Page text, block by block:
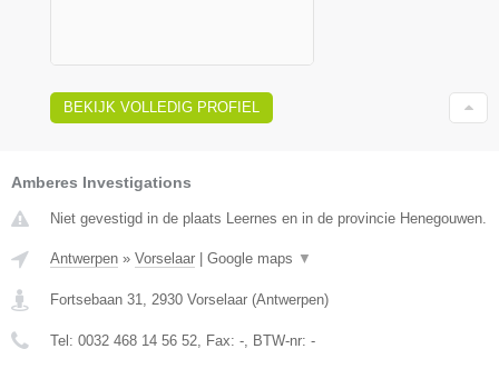
BEKIJK VOLLEDIG PROFIEL
Amberes Investigations
Niet gevestigd in de plaats Leernes en in de provincie Henegouwen.
Antwerpen » Vorselaar Google maps ▼
Fortsebaan 31, 2930 Vorselaar (Antwerpen)
Tel: 0032 468 14 56 52, Fax: -, BTW-nr: -